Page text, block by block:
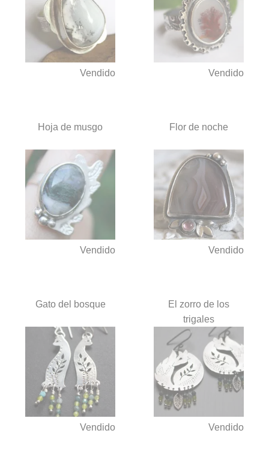
Vendido Vendido
Hoja de musgo
Vendido
Flor de noche
Vendido
Gato del bosque
Vendido
El zorro de los
trigales
Vendido